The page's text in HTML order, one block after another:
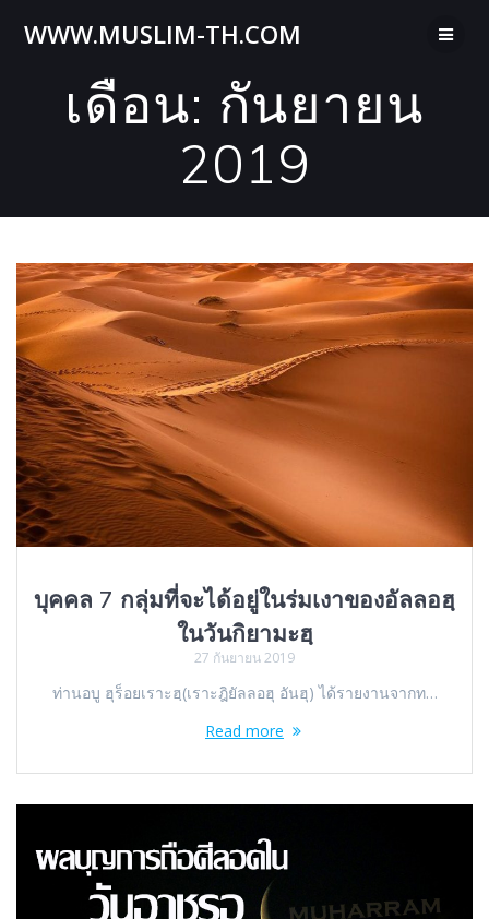
to
WWW.MUSLIM-TH.COM
เดือน: กันยายน
2019
บุคคล 7 กลุ่มที่จะได้อยู่ในร่มเงาของอัลลอฮฺ
ในวันกิยามะฮฺ
27 กันยายน 2019
ท่านอบู ฮุร็อยเราะฮฺ(เราะฎิยัลลอฮุ อันฮุ) ได้รายงานจากท…
Read more